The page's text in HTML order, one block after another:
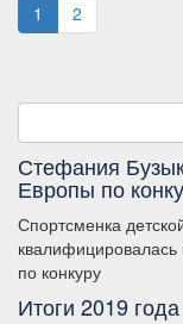
1 2
Стефания
Европы по
Спортсменка
по конкуру
Итоги 2019